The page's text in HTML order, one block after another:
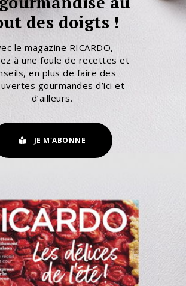
des doigts !
le magazine RICARDO,
à une foule de recettes et
en plus de faire des
gourmandes d’ici et
d’ailleurs.
JE M'ABONNE